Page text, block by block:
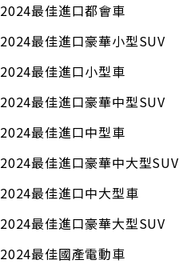
2024最佳進口都會車
2024最佳進口豪華小型SUV
2024最佳進口小型車
2024最佳進口豪華中型SUV
2024最佳進口中型車
2024最佳進口豪華中大型SUV
2024最佳進口中大型車
2024最佳進口豪華大型SUV
2024最佳國產電動車